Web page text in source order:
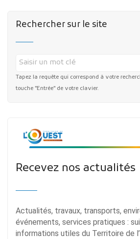
Rechercher sur le site
Tapez la requête qui correspond à votre
touche "Entrée" de votre clavier.
Recevez nos actualités
Actualités, travaux, transports,
événements, services pratiques :
informations utiles du Territoire de